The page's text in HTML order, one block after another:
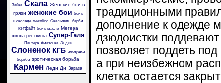
Зайка Скала Женские бои в
грязи женские бои бои в
шоколаде wrestling Скальпель барби
кэтфайт бои в масле Мегера
школа рестлинга Супер-Галя
Пантера Амазонка Энджи
Слоненок КГБ аленушка
борьба эротическая борьба
Кармен Леди Ди Зараза
традиционными
дополнение к одежде
дзюдоистки
позволяет поддеть
а при неизбежном
клетка остается